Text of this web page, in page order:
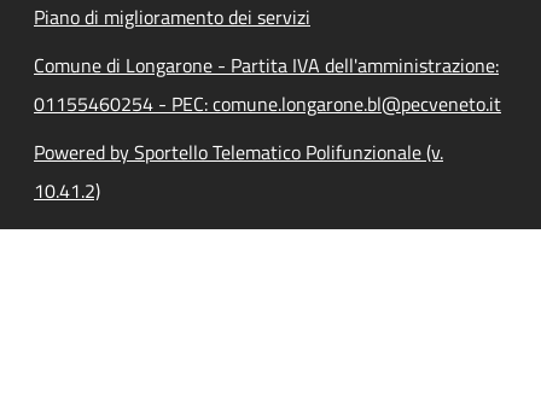
Piano di miglioramento dei servizi
Comune di Longarone - Partita IVA dell'amministrazione:
01155460254 - PEC: comune.longarone.bl@pecveneto.it
Powered by Sportello Telematico Polifunzionale (v.
10.41.2)